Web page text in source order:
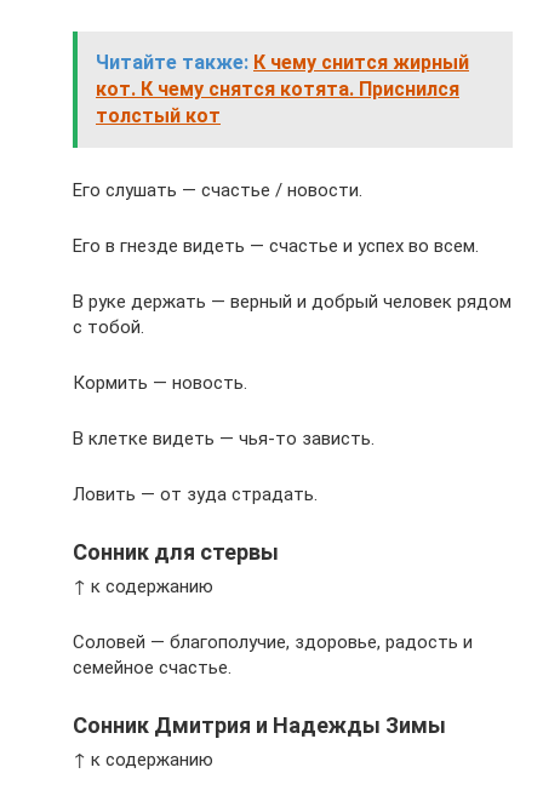
Читайте также: К чему снится жирный
кот. К чему снятся котята. Приснился
толстый кот
Его слушать — счастье / новости.
Его в гнезде видеть — счастье и успех во всем.
В руке держать — верный и добрый человек рядом
с тобой.
Кормить — новость.
В клетке видеть — чья-то зависть.
Ловить — от зуда страдать.
Сонник для стервы
↑ к содержанию
Соловей — благополучие, здоровье, радость и
семейное счастье.
Сонник Дмитрия и Надежды Зимы
↑ к содержанию